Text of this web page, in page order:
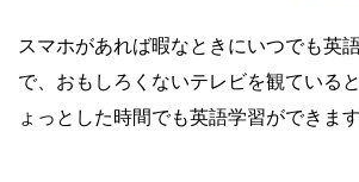
スマホがあれば暇なときにいつでも英
で、おもしろくないテレビを観ている
ょっとした時間でも英語学習ができます